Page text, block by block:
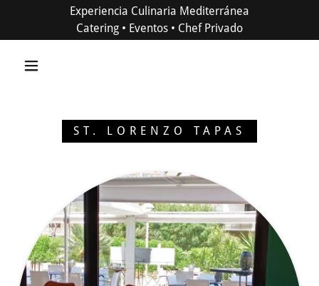
Experiencia Culinaria Mediterránea
Catering • Eventos • Chef Privado
ST. LORENZO TAPAS